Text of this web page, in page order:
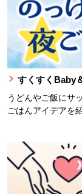
すくすくBaby
うどんやご飯にサ
ごはんアイデアを